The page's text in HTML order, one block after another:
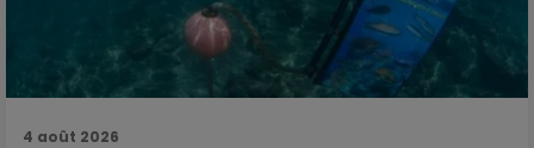
4 août 2026